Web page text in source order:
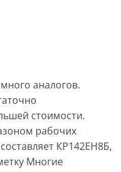
аналогов.
стоимости.
рабочих
КР142ЕН8Б,
Многие